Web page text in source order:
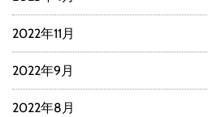
2022年11月
2022年9月
2022年8月